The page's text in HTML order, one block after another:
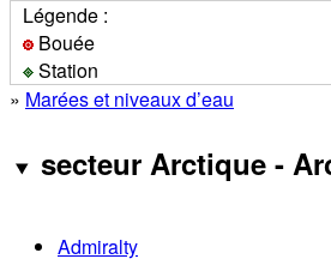
Légende :
Bouée
Station
» Marées et niveaux d’eau
secteur Arctique -
Admiralty